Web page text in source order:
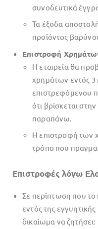
συνοδευτικά
Τα έξοδα
προϊόντος
Επιστροφή
Η εταιρεία θα
χρημάτων εντός
επιστρεφόμενου
ότι βρίσκεται
παραπάνω.
Η επιστροφή των
τρόπο που
Επιστροφές λόγω
Σε περίπτωση που το
εντός της
δικαίωμα να ζητήσει: